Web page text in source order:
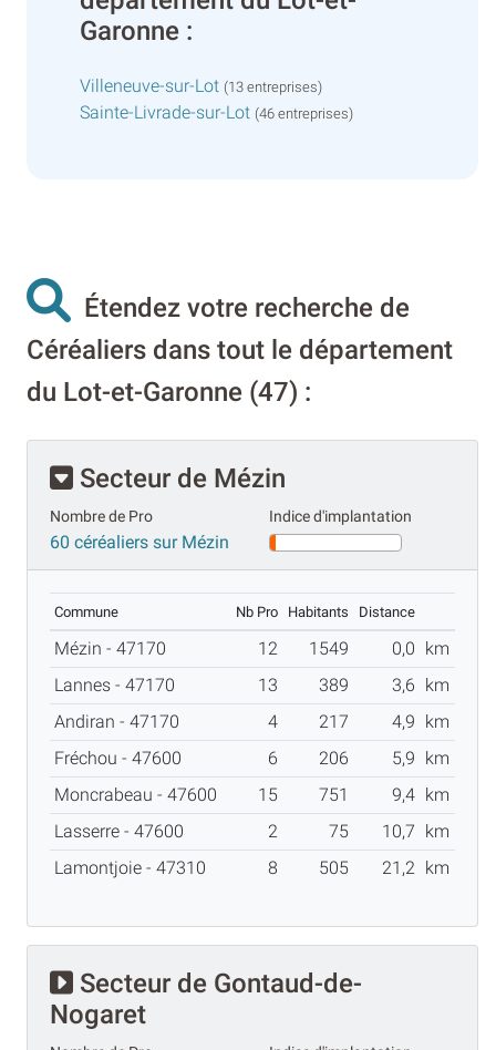
Garonne :
Villeneuve-sur-Lot (13 entreprises)
Sainte-Livrade-sur-Lot (46 entreprises)
Étendez votre recherche de
Céréaliers dans tout le département
du Lot-et-Garonne (47) :
Secteur de Mézin
Nombre de Pro
60 céréaliers sur Mézin
Indice d'implantation
Commune Nb Pro Habitants Distance
Mézin - 47170 12 1549 0,0
km
Lannes - 47170
13 389 3,6
km
Andiran - 47170
4 217 4,9
km
Fréchou - 47600
6 206 5,9
km
Moncrabeau - 47600
15 751 9,4 km
Lasserre - 47600
2 75 10,7
km
Lamontjoie - 47310
8 505 21,2 km
Secteur de Gontaud-de-
Nogaret